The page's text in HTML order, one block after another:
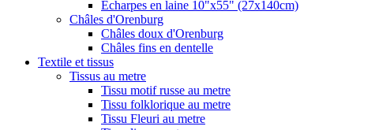
Écharpes en laine 10"x55" (27x140cm)
Châles d'Orenburg
Châles doux d'Orenburg
Châles fins en dentelle
Textile et tissus
Tissus au metre
Tissu motif russe au metre
Tissu folklorique au metre
Tissu Fleuri au metre